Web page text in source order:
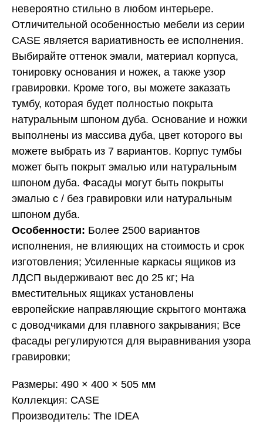
невероятно стильно в любом интерьере.
Отличительной особенностью мебели из серии
CASE является вариативность ее исполнения.
Выбирайте оттенок эмали, материал корпуса,
тонировку основания и ножек, а также узор
гравировки. Кроме того, вы можете заказать
тумбу, которая будет полностью покрыта
натуральным шпоном дуба. Основание и ножки
выполнены из массива дуба, цвет которого вы
можете выбрать из 7 вариантов. Корпус тумбы
может быть покрыт эмалью или натуральным
шпоном дуба. Фасады могут быть покрыты
эмалью с / без гравировки или натуральным
шпоном дуба.
Особенности: Более 2500 вариантов
исполнения, не влияющих на стоимость и срок
изготовления; Усиленные каркасы ящиков из
ЛДСП выдерживают вес до 25 кг; На
вместительных ящиках установлены
европейские направляющие скрытого монтажа
с доводчиками для плавного закрывания; Все
фасады регулируются для выравнивания узора
гравировки;
Размеры: 490 × 400 × 505 мм
Коллекция: CASE
Производитель: The IDEA